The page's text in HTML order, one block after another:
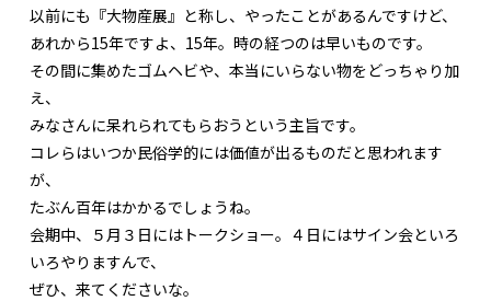
以前にも『大物産展』と称し、やったことがあるんですけど、
あれから15年ですよ、15年。時の経つのは早いものです。
その間に集めたゴムヘビや、本当にいらない物をどっちゃり加
え、
みなさんに呆れられてもらおうという主旨です。
コレらはいつか民俗学的には価値が出るものだと思われます
が、
たぶん百年はかかるでしょうね。
会期中、５月３日にはトークショー。４日にはサイン会といろ
いろやりますんで、
ぜひ、来てくださいな。